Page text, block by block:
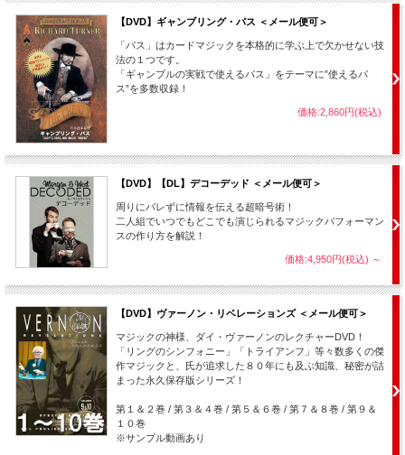
【収録内容】
■ロビン・フッド・ダラー： 手を使わずペーパークリップを繋げます。
■ワン・トゥ・ファイブ： １ドル札を目の前で５ドルに変える。
■ストロング・バック： お札で瓶を持ち上げる！
■ボトル・ネック： 見た目より簡単！
■バランシング・ボトル・ネック： 見た目通り難しいです・・・。
■バランス・バジェット： コインがお札の上でバランスをとる！？
■ベンズ・マザー： コインを使ったちょっとしたクイズ。
■クロケット・コイン： コインを使ったちょっとしたパズル。
■サーティファイブ・セント： 手の中にあるのはいくらでしょう？
■マーク・ザ・マーク： 相手に気づかれずに、顔に落書きをする！
■トゥー・ビット・プッシャー： 小さな穴に大きなコインがすり抜ける！
■クイックドロー： 顔に触れることなく、相手の顔に落書きする！
■ポーキン・アラウンド： 小さな紙に空けた穴に、首を差し込む！
■ブラインド・デート： 目隠しをした状態でコインの年号を当てる！
■エニー・カラー・ユー・ライク： 鉛筆１本で、観客の好きな色を書く。
■ナイン・ドット： 点と線を使ったパズル。
■ナイン・ドット・アウトダン： ナイン・ドットより難しいパズル。
■バック・ブレイカー： お札でペンを斬る！
■インビジブル・チキン・ワイヤー： 紙一面に素早く六角形の折り目をつ
ける！
■サンクス・フォー・ノット・スモーキング： １本のタバコを折らずに結
ぶ！
■バイ・ユアセルフ： あなたはもう一人で靴を脱ぐことができなくなりま
す。
■ゲット・ア・レッグ・アップ： 片脚がまったく上げられなくなる！？
■ショーブ・オフ： 目の前にいる相手に触れなくなる！
■ラトル・ボックス： マッチ箱を使ったスリーシェルゲーム。
■ダイ・イン・ザ・ミドル： 一見不可能なダイスのパズル。
【DVD】ギャンブリング・パス ＜メール便可＞
「パス」はカードマジックを本格的に学ぶ上で欠かせない技
法の１つです。
「ギャンブルの実戦で使えるパス」をテーマに”使えるパ
ス”を多数収録！
価格:2,860円(税込)
【DVD】【DL】デコーデッド ＜メール便可＞
周りにバレずに情報を伝える超暗号術！
二人組でいつでもどこでも演じられるマジックパフォーマン
スの作り方を解説！
価格:4,950円(税込) ～
【DVD】ヴァーノン・リベレーションズ ＜メール便可＞
マジックの神様、ダイ・ヴァーノンのレクチャーDVD！
「リングのシンフォニー」「トライアンフ」等々数多くの傑
作マジックと、氏が追求した８０年にも及ぶ知識、秘密が詰
まった永久保存版シリーズ！
第１＆２巻 / 第３＆４巻 / 第５＆６巻 / 第７＆８巻 / 第９＆
１０巻
※サンプル動画あり